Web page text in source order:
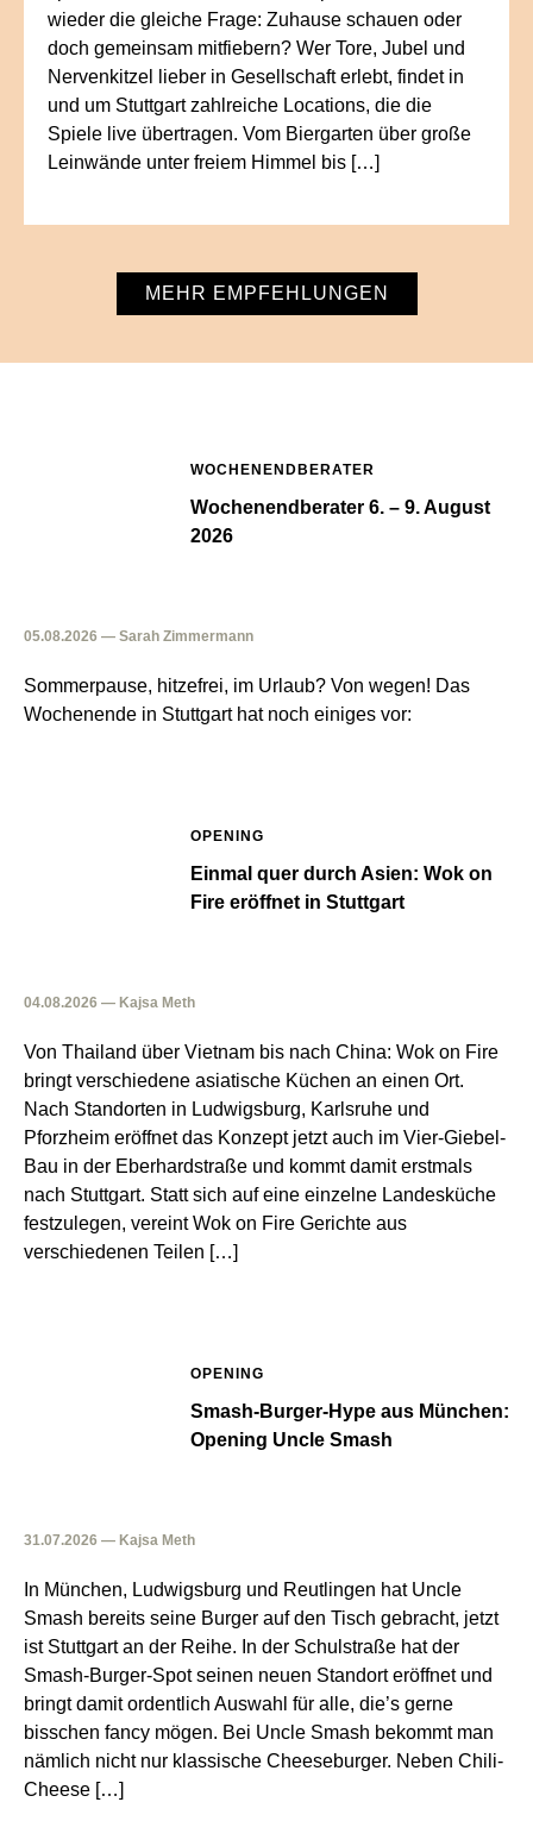
wieder die gleiche Frage: Zuhause schauen oder
doch gemeinsam mitfiebern? Wer Tore, Jubel und
Nervenkitzel lieber in Gesellschaft erlebt, findet in
und um Stuttgart zahlreiche Locations, die die
Spiele live übertragen. Vom Biergarten über große
Leinwände unter freiem Himmel bis […]
MEHR EMPFEHLUNGEN
WOCHENENDBERATER
Wochenendberater 6. – 9. August
2026
05.08.2026 — Sarah Zimmermann
Sommerpause, hitzefrei, im Urlaub? Von wegen! Das
Wochenende in Stuttgart hat noch einiges vor:
OPENING
Einmal quer durch Asien: Wok on
Fire eröffnet in Stuttgart
04.08.2026 — Kajsa Meth
Von Thailand über Vietnam bis nach China: Wok on Fire
bringt verschiedene asiatische Küchen an einen Ort.
Nach Standorten in Ludwigsburg, Karlsruhe und
Pforzheim eröffnet das Konzept jetzt auch im Vier-Giebel-
Bau in der Eberhardstraße und kommt damit erstmals
nach Stuttgart. Statt sich auf eine einzelne Landesküche
festzulegen, vereint Wok on Fire Gerichte aus
verschiedenen Teilen […]
OPENING
Smash-Burger-Hype aus München:
Opening Uncle Smash
31.07.2026 — Kajsa Meth
In München, Ludwigsburg und Reutlingen hat Uncle
Smash bereits seine Burger auf den Tisch gebracht, jetzt
ist Stuttgart an der Reihe. In der Schulstraße hat der
Smash-Burger-Spot seinen neuen Standort eröffnet und
bringt damit ordentlich Auswahl für alle, die’s gerne
bisschen fancy mögen. Bei Uncle Smash bekommt man
nämlich nicht nur klassische Cheeseburger. Neben Chili-
Cheese […]